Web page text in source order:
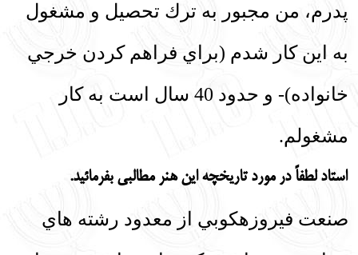
پدرم، من مجبور به ترك تحصيل و مشغول
به اين كار شدم (براي فراهم كردن خرجي
خانواده)- و حدود 40 سال است به كار
مشغولم.
استاد لطفاً در مورد تاريخچه اين هنر مطالبي بفرمائيد.
صنعت فيروزه‏كوبي از معدود رشته ‏هاي